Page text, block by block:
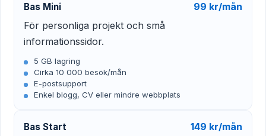
Bas Mini
99 kr/mån
För personliga projekt och små
informationssidor.
5 GB lagring
Cirka 10 000 besök/mån
E-postsupport
Enkel blogg, CV eller mindre webbplats
Bas Start 149 kr/mån